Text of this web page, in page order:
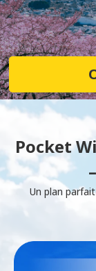
Pocket
Un plan